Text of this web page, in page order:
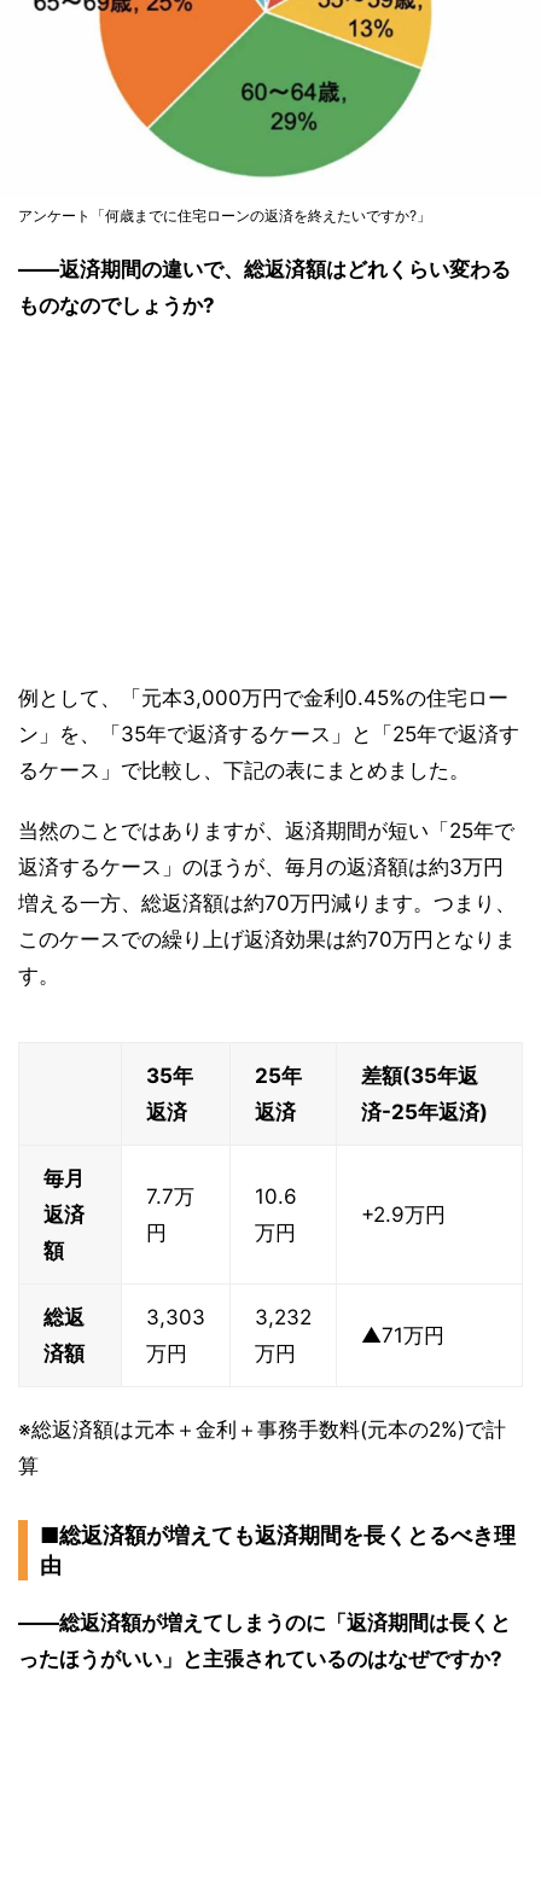
アンケート「何歳までに住宅ローンの返済を終えたいですか?」
――返済期間の違いで、総返済額はどれくらい変わる
ものなのでしょうか?
例として、「元本3,000万円で金利0.45%の住宅ロー
ン」を、「35年で返済するケース」と「25年で返済す
るケース」で比較し、下記の表にまとめました。
当然のことではありますが、返済期間が短い「25年で
返済するケース」のほうが、毎月の返済額は約3万円
増える一方、総返済額は約70万円減ります。つまり、
このケースでの繰り上げ返済効果は約70万円となりま
す。
35年
返済
25年
返済
差額(35年返
済-25年返済)
毎月
返済
額
7.7万
円
10.6
万円
+2.9万円
総返
済額
3,303
万円
3,232
万円
▲71万円
※総返済額は元本＋金利＋事務手数料(元本の2%)で計
算
■総返済額が増えても返済期間を長くとるべき理
由
――総返済額が増えてしまうのに「返済期間は長くと
ったほうがいい」と主張されているのはなぜですか?